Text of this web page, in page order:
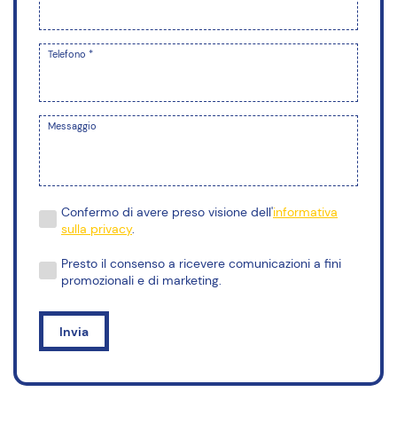
Telefono *
Messaggio
Confermo di avere preso visione dell'informativa
sulla privacy.
Presto il consenso a ricevere comunicazioni a fini
promozionali e di marketing.